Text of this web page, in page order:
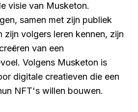
visie van Musketon.
samen met zijn publiek
zijn volgers leren kennen, zijn
van een
Volgens Musketon is
digitale creatieven die een
NFT's willen bouwen.